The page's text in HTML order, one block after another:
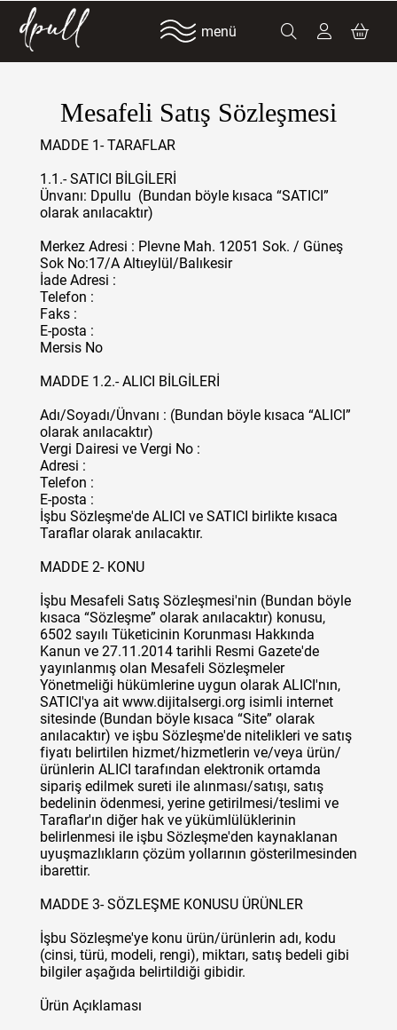
menü
Mesafeli Satış Sözleşmesi
MADDE 1- TARAFLAR
1.1.- SATICI BİLGİLERİ
Ünvanı: Dpullu (Bundan böyle kısaca “SATICI”
olarak anılacaktır)
Merkez Adresi : Plevne Mah. 12051 Sok. / Güneş
Sok No:17/A Altıeylül/Balıkesir
İade Adresi :
Telefon :
Faks :
E-posta :
Mersis No
MADDE 1.2.- ALICI BİLGİLERİ
Adı/Soyadı/Ünvanı : (Bundan böyle kısaca “ALICI”
olarak anılacaktır)
Vergi Dairesi ve Vergi No :
Adresi :
Telefon :
E-posta :
İşbu Sözleşme'de ALICI ve SATICI birlikte kısaca
Taraflar olarak anılacaktır.
MADDE 2- KONU
İşbu Mesafeli Satış Sözleşmesi'nin (Bundan böyle
kısaca “Sözleşme” olarak anılacaktır) konusu,
6502 sayılı Tüketicinin Korunması Hakkında
Kanun ve 27.11.2014 tarihli Resmi Gazete'de
yayınlanmış olan Mesafeli Sözleşmeler
Yönetmeliği hükümlerine uygun olarak ALICI'nın,
SATICI'ya ait www.dijitalsergi.org isimli internet
sitesinde (Bundan böyle kısaca “Site” olarak
anılacaktır) ve işbu Sözleşme'de nitelikleri ve satış
fiyatı belirtilen hizmet/hizmetlerin ve/veya ürün/
ürünlerin ALICI tarafından elektronik ortamda
sipariş edilmek sureti ile alınması/satışı, satış
bedelinin ödenmesi, yerine getirilmesi/teslimi ve
Taraflar'ın diğer hak ve yükümlülüklerinin
belirlenmesi ile işbu Sözleşme'den kaynaklanan
uyuşmazlıkların çözüm yollarının gösterilmesinden
ibarettir.
MADDE 3- SÖZLEŞME KONUSU ÜRÜNLER
İşbu Sözleşme'ye konu ürün/ürünlerin adı, kodu
(cinsi, türü, modeli, rengi), miktarı, satış bedeli gibi
bilgiler aşağıda belirtildiği gibidir.
Ürün Açıklaması